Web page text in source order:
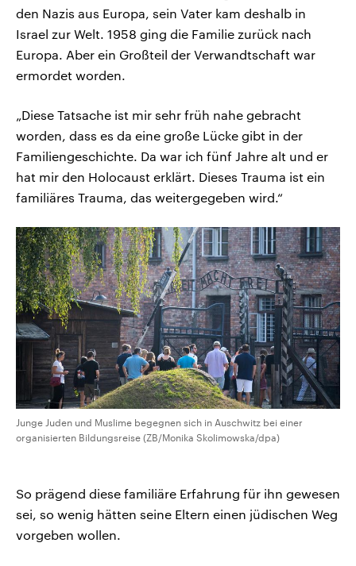
den Nazis aus Europa, sein Vater kam deshalb in
Israel zur Welt. 1958 ging die Familie zurück nach
Europa. Aber ein Großteil der Verwandtschaft war
ermordet worden.
„Diese Tatsache ist mir sehr früh nahe gebracht
worden, dass es da eine große Lücke gibt in der
Familiengeschichte. Da war ich fünf Jahre alt und er
hat mir den Holocaust erklärt. Dieses Trauma ist ein
familiäres Trauma, das weitergegeben wird.“
Junge Juden und Muslime begegnen sich in Auschwitz bei einer
organisierten Bildungsreise (ZB/Monika Skolimowska/dpa)
So prägend diese familiäre Erfahrung für ihn gewesen
sei, so wenig hätten seine Eltern einen jüdischen Weg
vorgeben wollen.